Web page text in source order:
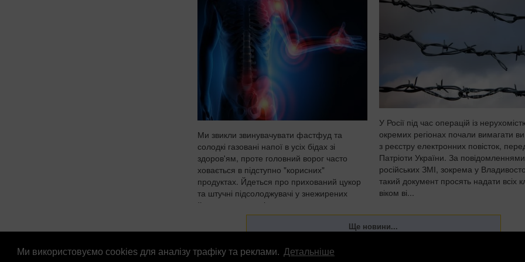
Ми використовуємо cookies для аналізу трафіку та реклами. Детальніше
Ми звикли звинувачувати фастфуд та
солодкі газовані напої в усіх бідах зі
здоров'ям, проте головний ворог часто
ховається в підступно "корисних"
продуктах. Йдеться про прихований цукор
та штучні підсолоджувачі у знежирених
йогуртах, соусах і готових сн...
У Росії під час операцій із
окремих регіонах почали вимагати
з реєстру електронних повісток,
Патріоти України. За повідомленнями
російських ЗМІ, зокрема у
такий документ просять надати всіх
віком ві...